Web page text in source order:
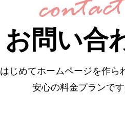
お問い合
はじめてホームページを作ら
安心の料金プランです